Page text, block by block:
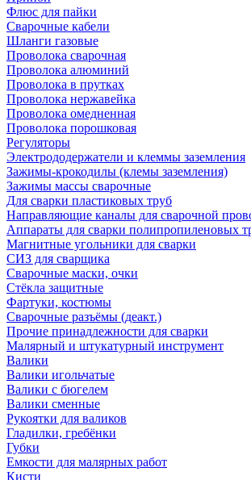
Флюс для пайки
Сварочные кабели
Шланги газовые
Проволока сварочная
Проволока алюминий
Проволока в прутках
Проволока нержавейка
Проволока омедненная
Проволока порошковая
Регуляторы
Электрододержатели и клеммы заземления
Зажимы-крокодилы (клемы заземления)
Зажимы массы сварочные
Для сварки пластиковых труб
Направляющие каналы для сварочной
Аппараты для сварки полипропиленовых
Магнитные угольники для сварки
СИЗ для сварщика
Сварочные маски, очки
Стёкла защитные
Фартуки, костюмы
Сварочные разъёмы (деакт.)
Прочие принадлежности для сварки
Малярный и штукатурный инструмент
Валики
Валики игольчатые
Валики с бюгелем
Валики сменные
Рукоятки для валиков
Гладилки, гребёнки
Губки
Емкости для малярных работ
Кисти